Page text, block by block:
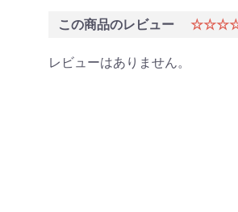
この商品のレビュー
レビューはありません。